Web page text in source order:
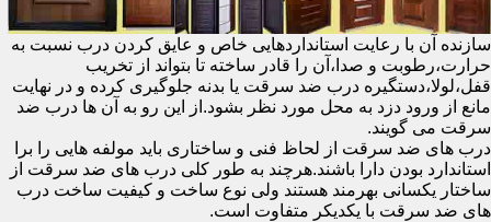
سازنده آن با رعایت استانداردهایی خاص و عایق کردن درب نسبت به
حرارت،رطوبت و صدا،آن را قادر ساخته تا بتواند از تخریب
قفل،لولا،دستگیره درب ضد سرقت یا بدنه جلوگیری کرده و در نهایت
مانع از ورود دزد به محل مورد نظر بشود.از این رو به آن ها درب ضد
سرقت می گویند.
درب های ضد سرقت از لحاظ فنی و ساختاری باید مولفه هایی را برا
استاندارد بودن دارا باشند.هرچند به طور کلی درب های ضد سرقت از
ساختار یکسانی بهرمند هستند ولی نوع ساخت و کیفیت ساخت درب
های ضد سرقت با یکدیکر متفاوت است.